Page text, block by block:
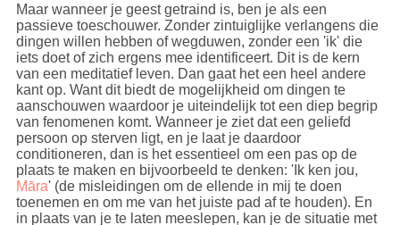
Maar wanneer je geest getraind is, ben je als een
passieve toeschouwer. Zonder zintuiglijke verlangens die
dingen willen hebben of wegduwen, zonder een 'ik' die
iets doet of zich ergens mee identificeert. Dit is de kern
van een meditatief leven. Dan gaat het een heel andere
kant op. Want dit biedt de mogelijkheid om dingen te
aanschouwen waardoor je uiteindelijk tot een diep begrip
van fenomenen komt. Wanneer je ziet dat een geliefd
persoon op sterven ligt, en je laat je daardoor
conditioneren, dan is het essentieel om een pas op de
plaats te maken en bijvoorbeeld te denken: 'Ik ken jou,
Māra' (de misleidingen om de ellende in mij te doen
toenemen en om me van het juiste pad af te houden). En
in plaats van je te laten meeslepen, kan je de situatie met